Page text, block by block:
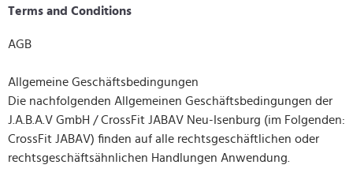
Terms and Conditions
AGB
Allgemeine Geschäftsbedingungen
Die nachfolgenden Allgemeinen Geschäftsbedingungen der
J.A.B.A.V GmbH / CrossFit JABAV Neu-Isenburg (im Folgenden:
CrossFit JABAV) finden auf alle rechtsgeschäftlichen oder
rechtsgeschäftsähnlichen Handlungen Anwendung.